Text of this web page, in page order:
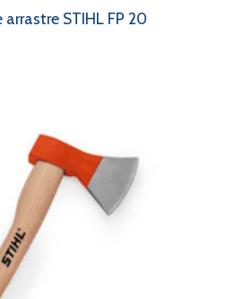
STIHL FP 20